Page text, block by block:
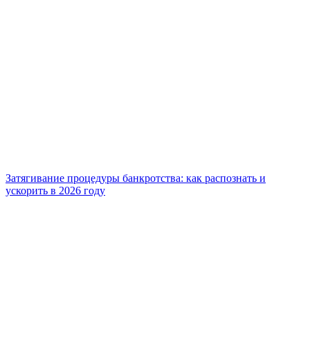
Затягивание процедуры банкротства: как распознать и
ускорить в 2026 году